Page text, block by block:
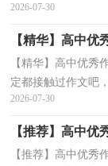
和非限时作文。如
2026-07-30
【精华】高中优
【精华】高中优秀
定都接触过作文吧
文）。那要怎么写
2026-07-30
【推荐】高中优
【推荐】高中优秀